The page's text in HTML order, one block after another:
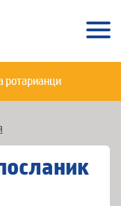
ротарианци